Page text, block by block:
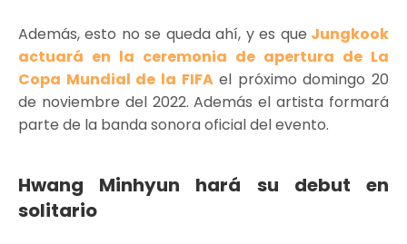
Además, esto no se queda ahí, y es que Jungkook
actuará en la ceremonia de apertura de La
Copa Mundial de la FIFAel próximo domingo 20
de noviembre del 2022. Además el artista formará
parte de la banda sonora oficial del evento.
Hwang Minhyun hará su debut en
solitario